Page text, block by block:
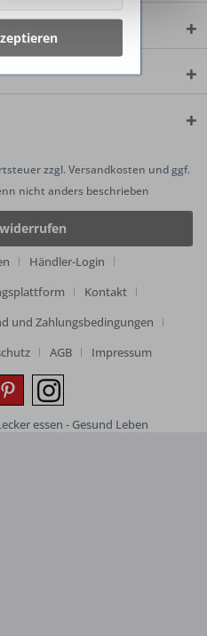
zzgl.Versandkosten und ggf.
nicht anders beschrieben
Händler-Login
Kontakt
und Zahlungsbedingungen
AGB Impressum
essen - Gesund Leben